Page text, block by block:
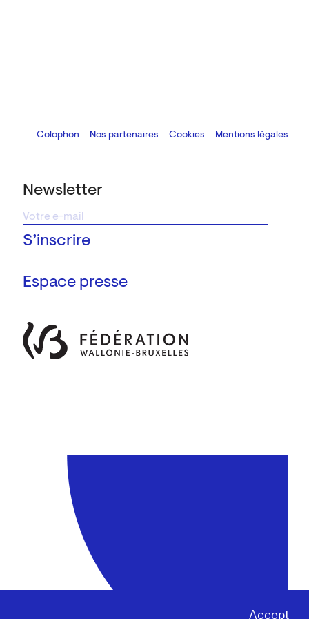
Accept
Newsletter
Espace presse
Colophon
Design:Marcel Kaczmarek, code:8080.studio
Nos partenaires Cookies Mentions légales